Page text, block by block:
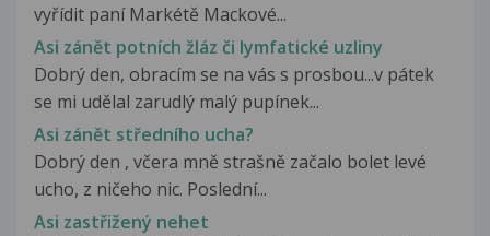
vyřídit paní Markétě Mackové...
Asi zánět potních žláz či lymfatické uzliny
Dobrý den, obracím se na vás s prosbou...v pátek
se mi udělal zarudlý malý pupínek...
Asi zánět středního ucha?
Dobrý den , včera mně strašně začalo bolet levé
ucho, z ničeho nic. Poslední...
Asi zastřižený nehet